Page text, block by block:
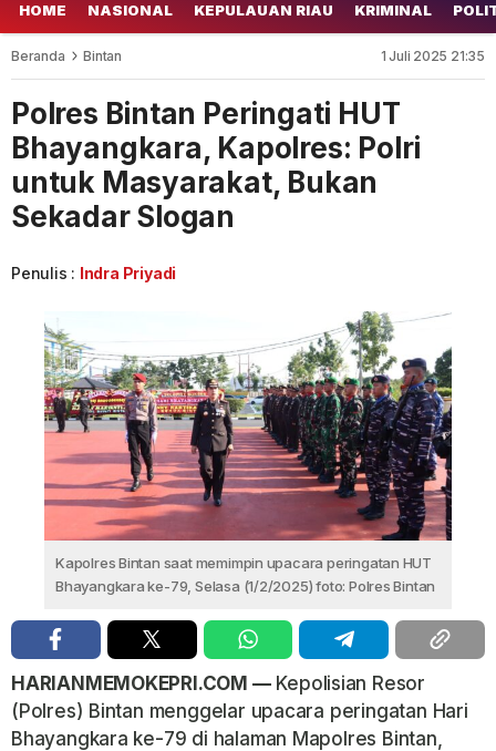
HOME NASIONAL KEPULAUAN RIAU KRIMINAL
Beranda Bintan 1 Juli 2025 21:35
Polres Bintan Peringati HUT
Bhayangkara, Kapolres: Polri
untuk Masyarakat, Bukan
Sekadar Slogan
Penulis : Indra Priyadi
Kapolres Bintan saat memimpin upacara peringatan HUT
Bhayangkara ke-79, Selasa (1/2/2025) foto: Polres Bintan
HARIANMEMOKEPRI.COM —Kepolisian Resor
(Polres) Bintan menggelar upacara peringatan Hari
Bhayangkara ke-79 di halaman Mapolres Bintan,